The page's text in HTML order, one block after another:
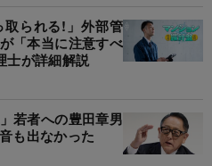
取られる!」外部管
「本当に注意すべ
士が詳細解説
若者への豊田章男
も出なかった